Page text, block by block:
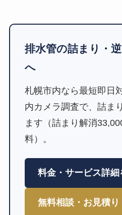
排水管の詰まり・
へ
札幌市内なら最短即日
内カメラ調査で、詰ま
ます（詰まり解消
料）。
料金・サービス詳細
無料相談・お見積り